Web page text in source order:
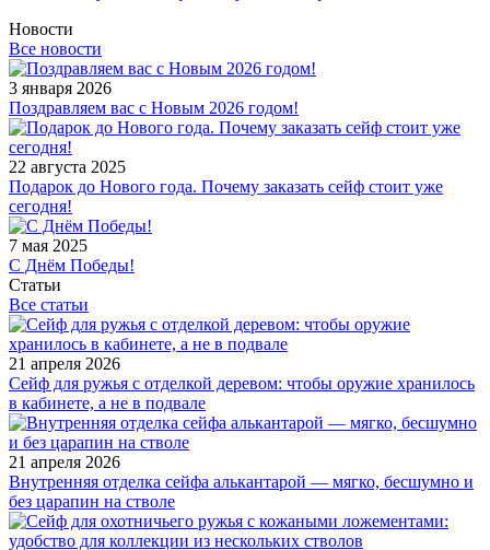
Новости
Все новости
3 января 2026
Поздравляем вас с Новым 2026 годом!
22 августа 2025
Подарок до Нового года. Почему заказать сейф стоит уже
сегодня!
7 мая 2025
С Днём Победы!
Статьи
Все статьи
21 апреля 2026
Сейф для ружья с отделкой деревом: чтобы оружие хранилось
в кабинете, а не в подвале
21 апреля 2026
Внутренняя отделка сейфа алькантарой — мягко, бесшумно и
без царапин на стволе